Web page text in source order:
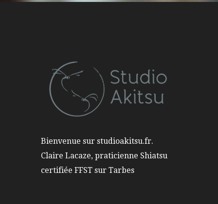
Bienvenue sur studioakitsu.fr.
Claire Lacaze, praticienne Shiatsu
certifiée FFST sur Tarbes